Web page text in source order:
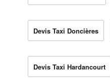
Devis Taxi Doncières
Devis Taxi Hardancourt